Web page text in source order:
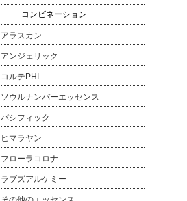
コンビネーション
アラスカン
アンジェリック
コルテPHI
ソウルナンバーエッセンス
パシフィック
ヒマラヤン
フローラコロナ
ラブズアルケミー